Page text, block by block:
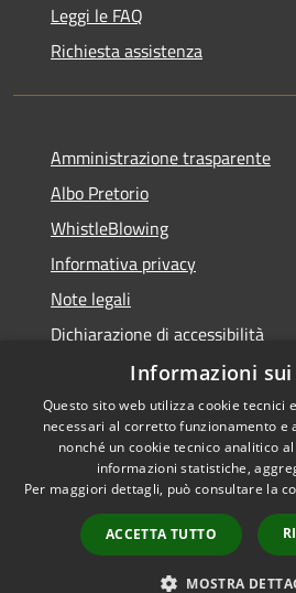
Leggi le FAQ
Richiesta assistenza
Amministrazione trasparente
Albo Pretorio
WhistleBlowing
Informativa privacy
Note legali
Dichiarazione di accessibilità
Accessibilità
Privacy
Mappa del sito
Obiettivi di accessibilità
Informazioni
Questo sito web utilizza cookie tecnici
necessari al corretto funzionamento e
nonché un cookie tecnico analitico
informazioni statistiche,
Per maggiori dettagli, può consultare la
ACCETTA TUTTO
MOSTRA